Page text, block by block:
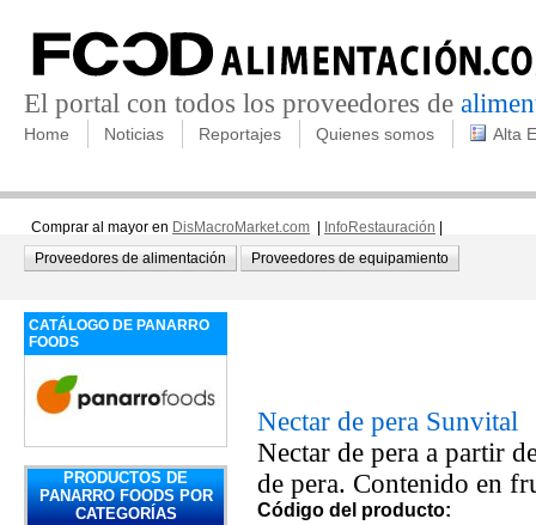
El portal con todos los proveedores de
Home Noticias Reportajes Quienes somos Alta
Comprar al mayor en DisMacroMarket.com InfoRestauración
Proveedores de alimentación
Proveedores de equipamiento
CATÁLOGO DE PANARRO
FOODS
PRODUCTOS DE
PANARRO FOODS POR
CATEGORÍAS
Nectar de pera Sunvital
Nectar de pera a partir
de pera. Contenido en
Código del producto: